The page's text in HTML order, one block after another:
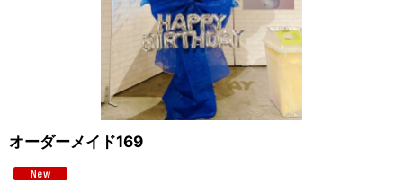
オーダーメイド169